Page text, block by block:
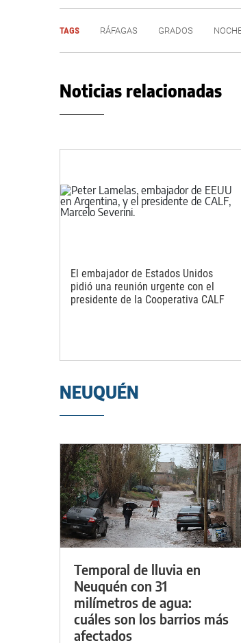
TAGS RÁFAGAS GRADOS
Noticias relacionadas
El embajador de Estados Unidos
pidió una reunión urgente con el
presidente de la Cooperativa CALF
NEUQUÉN
Temporal de lluvia en
Neuquén con 31
milímetros de agua:
cuáles son los barrios más
afectados